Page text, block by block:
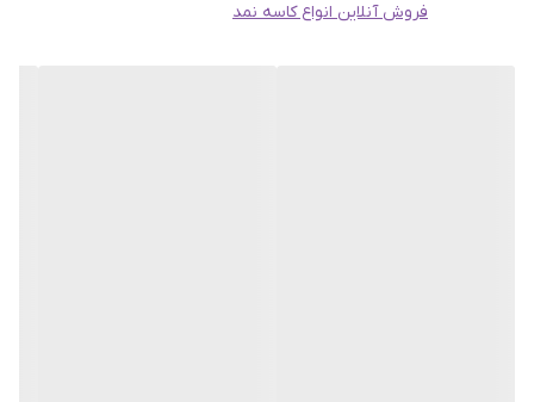
و میل سوپاپ،چرخ جلو و عقب،گیربکس و... میباشد
فروش آنلاین انواع کاسه نمد